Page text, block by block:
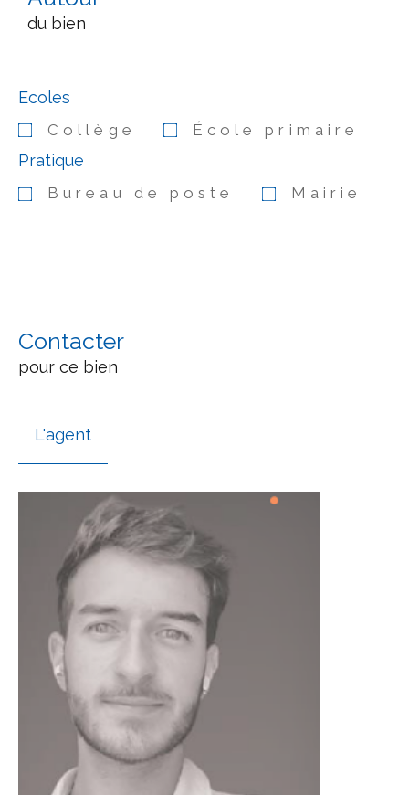
du bien
Ecoles
Collège École primaire
Pratique
Bureau de poste Mairie
Contacter
pour ce bien
L'agent